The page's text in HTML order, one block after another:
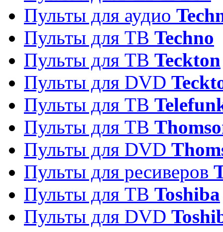
Пульты для аудио
Пульты для ТВ Techno
Пульты для ТВ Teckton
Пульты для DVD
Пульты для ТВ
Пульты для ТВ
Пульты для DVD
Пульты для ресиверов
Пульты для ТВ Toshiba
Пульты для DVD